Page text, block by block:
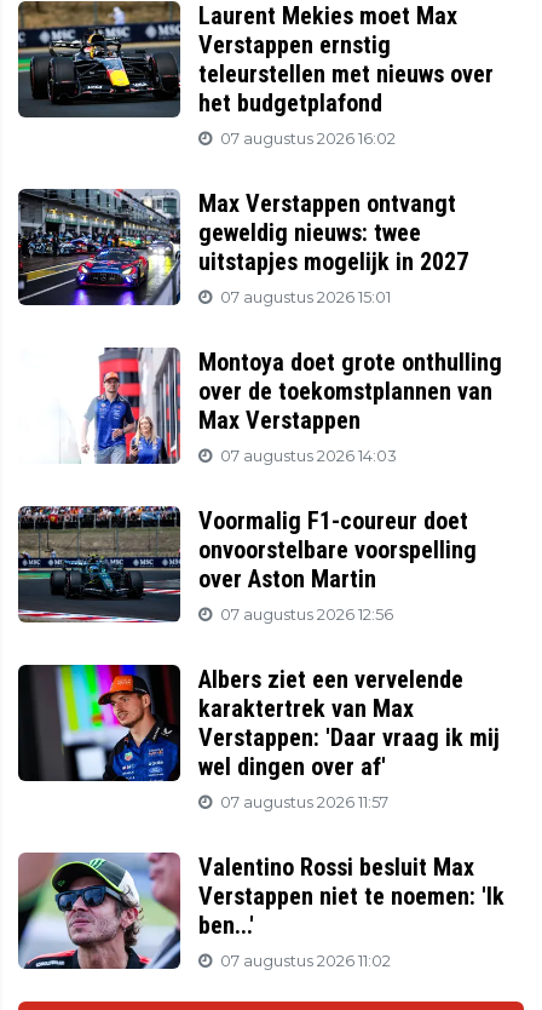
Laurent Mekies moet Max
Verstappen ernstig
teleurstellen met nieuws over
het budgetplafond
07 augustus 2026 16:02
Max Verstappen ontvangt
geweldig nieuws: twee
uitstapjes mogelijk in 2027
07 augustus 2026 15:01
Montoya doet grote onthulling
over de toekomstplannen van
Max Verstappen
07 augustus 2026 14:03
Voormalig F1-coureur doet
onvoorstelbare voorspelling
over Aston Martin
07 augustus 2026 12:56
Albers ziet een vervelende
karaktertrek van Max
Verstappen: 'Daar vraag ik mij
wel dingen over af'
07 augustus 2026 11:57
Valentino Rossi besluit Max
Verstappen niet te noemen: 'Ik
ben...'
07 augustus 2026 11:02